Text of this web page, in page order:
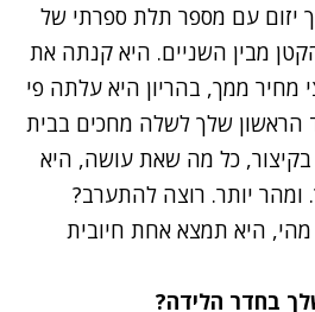
יזום עם מספר תלת ספרתי של
מבין השניים. היא קנתה את
מחיר ממך, בהריון היא עלתה פי
הראשון שלך לשלה מחכים בבית
כל מה שאת עושה, היא
ומהר יותר. רוצה להתערב?
מהי, היא תמצא אחת חיובית
בחדר הלידה?